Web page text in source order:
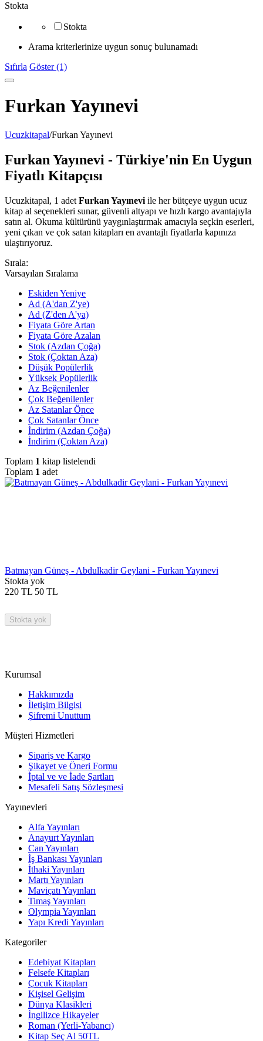
Stokta
Stokta
Arama kriterlerinize uygun sonuç bulunamadı
Sıfırla Göster (1)
Furkan Yayınevi
Ucuzkitapal/Furkan Yayınevi
Furkan Yayınevi - Türkiye'nin En Uygun
Fiyatlı Kitapçısı
Ucuzkitapal, 1 adet Furkan Yayınevi ile her bütçeye uygun ucuz
kitap al seçenekleri sunar, güvenli altyapı ve hızlı kargo avantajıyla
satın al. Okuma kültürünü yaygınlaştırmak amacıyla seçkin eserleri,
yeni çıkan ve çok satan kitapları en avantajlı fiyatlarla kapınıza
ulaştırıyoruz.
Sırala:
Varsayılan Sıralama
Eskiden Yeniye
Ad (A'dan Z'ye)
Ad (Z'den A'ya)
Fiyata Göre Artan
Fiyata Göre Azalan
Stok (Azdan Çoğa)
Stok (Çoktan Aza)
Düşük Popülerlik
Yüksek Popülerlik
Az Beğenilenler
Çok Beğenilenler
Az Satanlar Önce
Çok Satanlar Önce
İndirim (Azdan Çoğa)
İndirim (Çoktan Aza)
Toplam 1 kitap listelendi
Toplam 1 adet
Batmayan Güneş - Abdulkadir Geylani - Furkan Yayınevi
Stokta yok
220 TL 50 TL
Stokta yok
Kurumsal
Hakkımızda
İletişim Bilgisi
Şifremi Unuttum
Müşteri Hizmetleri
Sipariş ve Kargo
Şikayet ve Öneri Formu
İptal ve ve İade Şartları
Mesafeli Satış Sözleşmesi
Yayınevleri
Alfa Yayınları
Anayurt Yayınları
Can Yayınları
İş Bankası Yayınları
İthaki Yayınları
Martı Yayınları
Maviçatı Yayınları
Timaş Yayınları
Olympia Yayınları
Yapı Kredi Yayınları
Kategoriler
Edebiyat Kitapları
Felsefe Kitapları
Çocuk Kitapları
Kişisel Gelişim
Dünya Klasikleri
İngilizce Hikayeler
Roman (Yerli-Yabancı)
Kitap Seç Al 50TL